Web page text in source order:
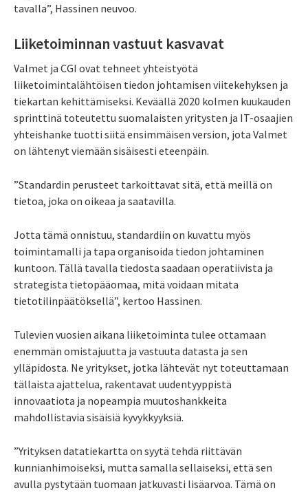
tavalla”, Hassinen neuvoo.
Liiketoiminnan vastuut kasvavat
Valmet ja CGI ovat tehneet yhteistyötä
liiketoimintalähtöisen tiedon johtamisen viitekehyksen ja
tiekartan kehittämiseksi. Keväällä 2020 kolmen kuukauden
sprinttinä toteutettu suomalaisten yritysten ja IT-osaajien
yhteishanke tuotti siitä ensimmäisen version, jota Valmet
on lähtenyt viemään sisäisesti eteenpäin.
”Standardin perusteet tarkoittavat sitä, että meillä on
tietoa, joka on oikeaa ja saatavilla.
Jotta tämä onnistuu, standardiin on kuvattu myös
toimintamalli ja tapa organisoida tiedon johtaminen
kuntoon. Tällä tavalla tiedosta saadaan operatiivista ja
strategista tietopääomaa, mitä voidaan mitata
tietotilinpäätöksellä”, kertoo Hassinen.
Tulevien vuosien aikana liiketoiminta tulee ottamaan
enemmän omistajuutta ja vastuuta datasta ja sen
ylläpidosta. Ne yritykset, jotka lähtevät nyt toteuttamaan
tällaista ajattelua, rakentavat uudentyyppistä
innovaatiota ja nopeampia muutoshankkeita
mahdollistavia sisäisiä kyvykkyyksiä.
”Yrityksen datatiekartta on syytä tehdä riittävän
kunnianhimoiseksi, mutta samalla sellaiseksi, että sen
avulla pystytään tuomaan jatkuvasti lisäarvoa. Tämä on